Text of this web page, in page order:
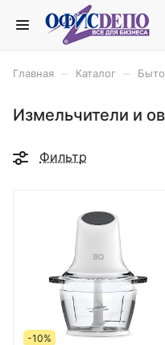
Главная Каталог
Измельчители и
Фильтр
-10%